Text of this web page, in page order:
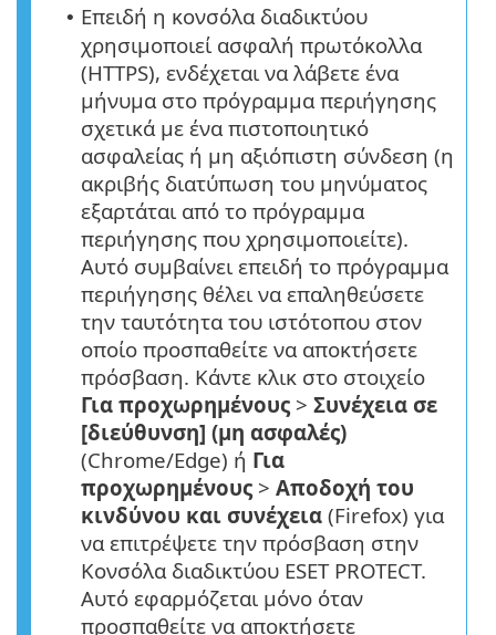
• Επειδή η κονσόλα διαδικτύου
χρησιμοποιεί ασφαλή πρωτόκολλα
(HTTPS), ενδέχεται να λάβετε ένα
μήνυμα στο πρόγραμμα περιήγησης
σχετικά με ένα πιστοποιητικό
ασφαλείας ή μη αξιόπιστη σύνδεση (η
ακριβής διατύπωση του μηνύματος
εξαρτάται από το πρόγραμμα
περιήγησης που χρησιμοποιείτε).
Αυτό συμβαίνει επειδή το πρόγραμμα
περιήγησης θέλει να επαληθεύσετε
την ταυτότητα του ιστότοπου στον
οποίο προσπαθείτε να αποκτήσετε
πρόσβαση. Κάντε κλικ στο στοιχείο
Για προχωρημένους > Συνέχεια σε
[διεύθυνση] (μη ασφαλές)
(Chrome/Edge) ή Για
προχωρημένους > Αποδοχή του
κινδύνου και συνέχεια (Firefox) για
να επιτρέψετε την πρόσβαση στην
Κονσόλα διαδικτύου ESET PROTECT.
Αυτό εφαρμόζεται μόνο όταν
προσπαθείτε να αποκτήσετε